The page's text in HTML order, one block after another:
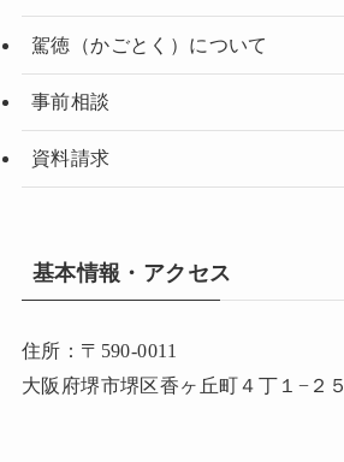
駕徳（かごとく）について
事前相談
資料請求
基本情報・アクセス
住所：〒590-0011
大阪府堺市堺区香ヶ丘町４丁１−２５